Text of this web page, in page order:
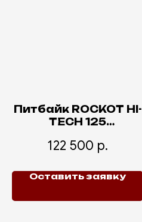
Питбайк ROCKOT HI-
TECH 125
122 500 р.
Оставить заявку